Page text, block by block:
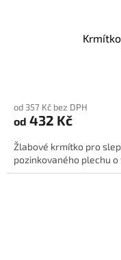
od 357 Kč bez DPH
od 432 Kč
Žlabové krmítko pro
pozinkovaného plechu o